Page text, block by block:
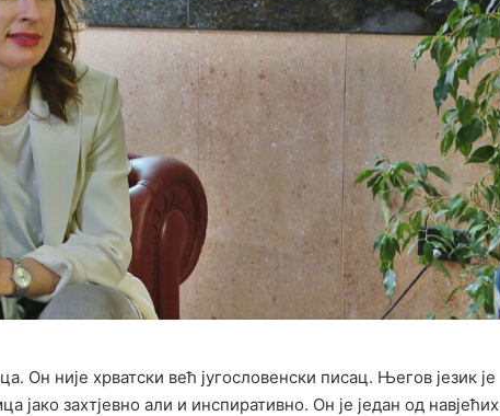
Он није хрватски већ југословенски писац. Његов језик је
јако захтјевно али и инспиративно. Он је један од навјећих